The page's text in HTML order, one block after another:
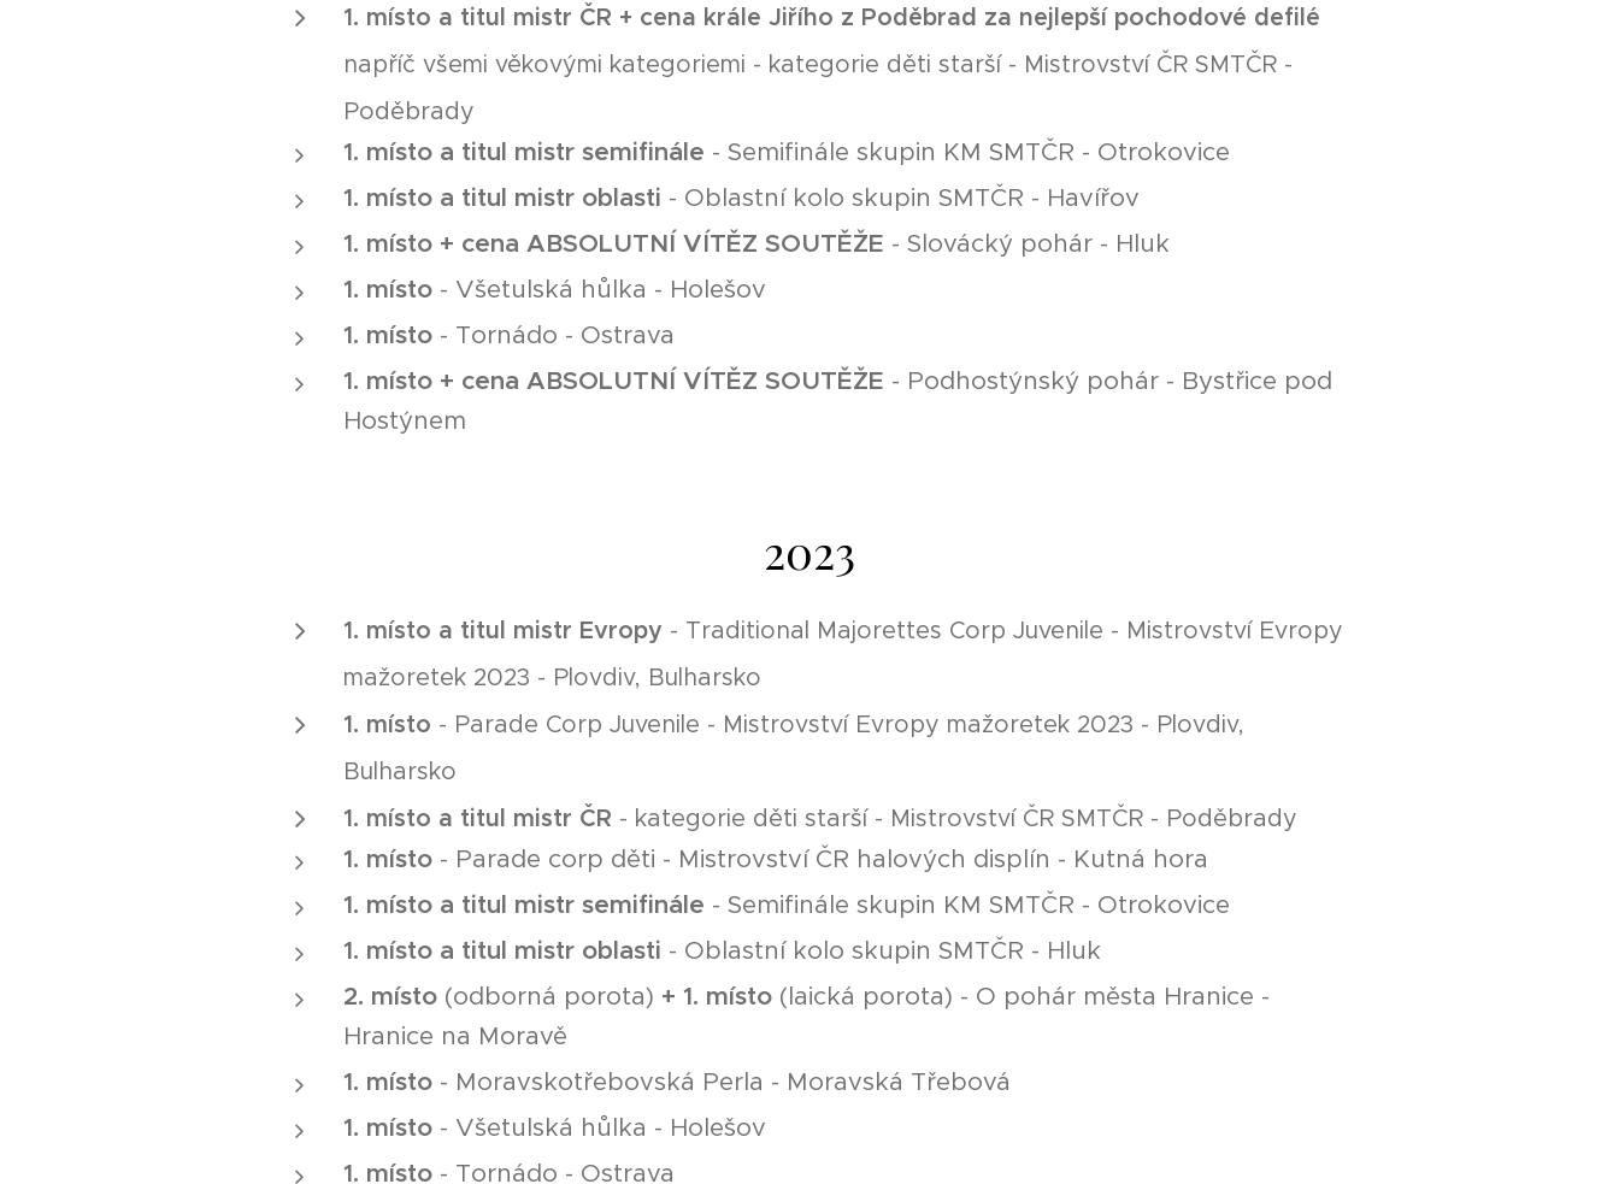
1. místo a titul mistr ČR + cena krále Jiřího z Poděbrad za nejlepší pochodové defilé
napříč všemi věkovými kategoriemi - kategorie děti starší - Mistrovství ČR SMTČR -
Poděbrady
1. místo a titul mistr semifinále - Semifinále skupin KM SMTČR - Otrokovice
1. místo a titul mistr oblasti - Oblastní kolo skupin SMTČR - Havířov
1. místo + cena ABSOLUTNÍ VÍTĚZ SOUTĚŽE - Slovácký pohár - Hluk
1. místo- Všetulská hůlka - Holešov
1. místo- Tornádo - Ostrava
1. místo + cena ABSOLUTNÍ VÍTĚZ SOUTĚŽE - Podhostýnský pohár - Bystřice pod
Hostýnem
2023
1. místo a titul mistr Evropy - Traditional Majorettes Corp Juvenile - Mistrovství Evropy
mažoretek 2023 - Plovdiv, Bulharsko
1. místo - Parade Corp Juvenile - Mistrovství Evropy mažoretek 2023 - Plovdiv,
Bulharsko
1. místo a titul mistr ČR - kategorie děti starší - Mistrovství ČR SMTČR - Poděbrady
1. místo- Parade corp děti - Mistrovství ČR halových displín - Kutná hora
1. místo a titul mistr semifinále - Semifinále skupin KM SMTČR - Otrokovice
1. místo a titul mistr oblasti - Oblastní kolo skupin SMTČR - Hluk
2. místo (odborná porota) + 1. místo (laická porota) - O pohár města Hranice -
Hranice na Moravě
1. místo- Moravskotřebovská Perla - Moravská Třebová
1. místo- Všetulská hůlka - Holešov
1. místo- Tornádo - Ostrava